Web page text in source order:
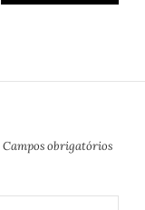
Campos obrigatórios